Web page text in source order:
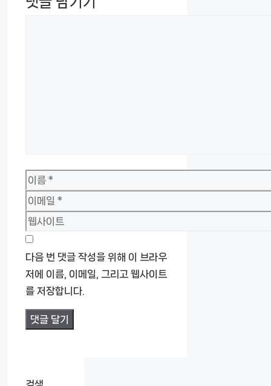
이
름
이
메
일
웹
사
이
트
다음 번 댓글 작성을 위해 이 브라우
저에 이름, 이메일, 그리고 웹사이트
를 저장합니다.